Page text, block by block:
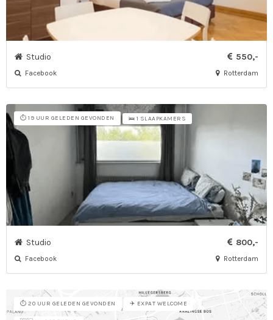
Studio 550,-
Facebook Rotterdam
⏱️ 19 UUR GELEDEN GEVONDEN 🛌 1 SLAAPKAMERS
Studio 800,-
Facebook Rotterdam
⏱️ 20 UUR GELEDEN GEVONDEN ✈️ EXPAT WELCOME